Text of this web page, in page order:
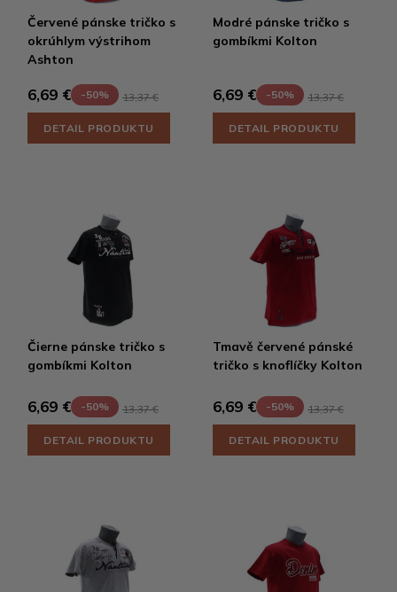
Červené pánske tričko s
okrúhlym výstrihom
Ashton
6,69 € -50% 13,37 €
DETAIL PRODUKTU
Modré pánske tričko s
gombíkmi Kolton
6,69 € -50% 13,37 €
DETAIL PRODUKTU
Čierne pánske tričko s
gombíkmi Kolton
6,69 € -50% 13,37 €
DETAIL PRODUKTU
Tmavě červené pánské
tričko s knoflíčky Kolton
6,69 € -50% 13,37 €
DETAIL PRODUKTU